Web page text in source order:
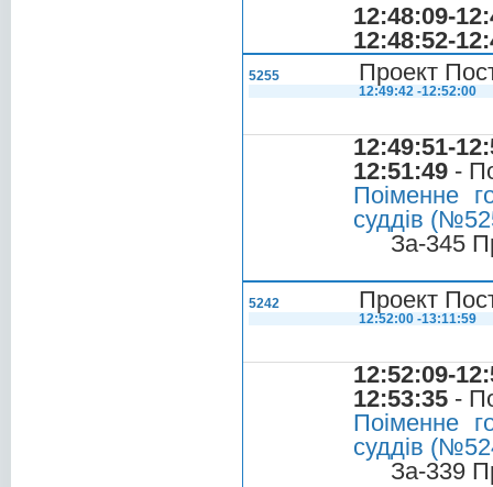
12:48:09-
12:48:52-
5255 Проект
12:49:42 -12:52:00
12:49:51-
12:51:49 -
Поіменне
суддів
За-345
5242 Проект
12:52:00 -13:11:59
12:52:09-
12:53:35 -
Поіменне
суддів
За-339